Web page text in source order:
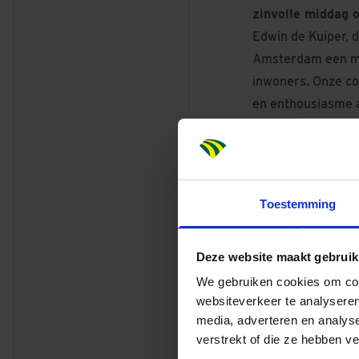
Toestemming
Deze website maakt
We gebruiken cookies om
websiteverkeer te
media, adverteren en
verstrekt of die ze hebben
zinvolle middag
Edwin de Kuiper,
Amsterdam een
inwoners. Onze
en enthousiasme
Verspreid over
ouderen van een
langs giraffen,
waardevolle
tuinen van